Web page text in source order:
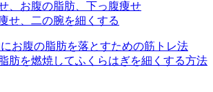
、お腹の脂肪、下っ腹痩せ
せ、二の腕を細くする
お腹の脂肪を落とすための筋トレ法
肪を燃焼してふくらはぎを細くする方法